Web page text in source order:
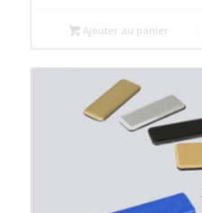
était :
د.م.27.00.
Ajouter au panier